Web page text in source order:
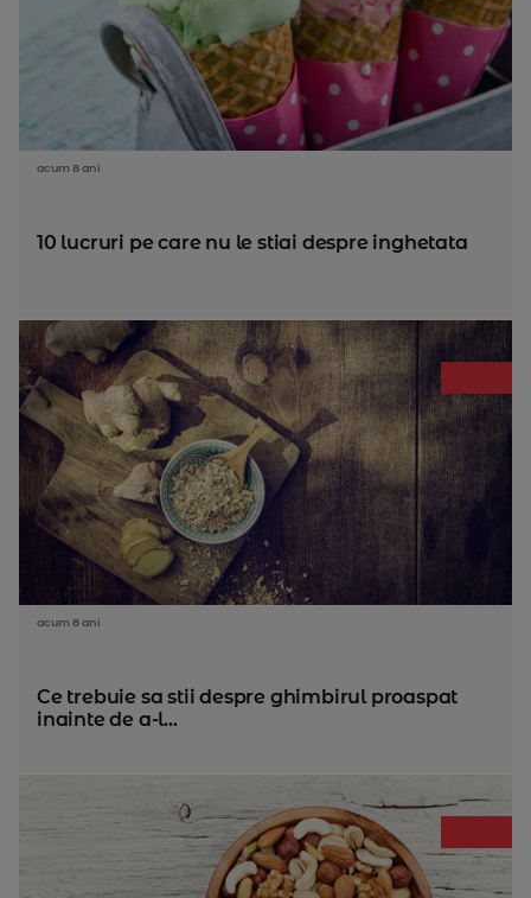
acum 8 ani
10 lucruri pe care nu le stiai despre inghetata
acum 8 ani
Ce trebuie sa stii despre ghimbirul proaspat
inainte de a-l...